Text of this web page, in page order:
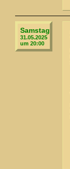
Samstag
31.05.2025
um 20:00